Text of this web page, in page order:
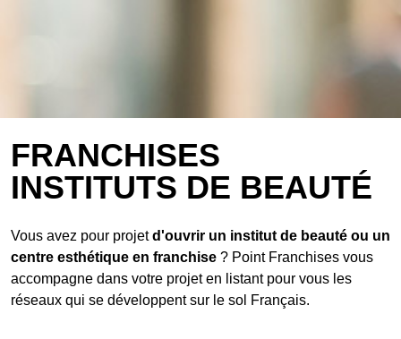
FRANCHISES
INSTITUTS DE BEAUTÉ
Vous avez pour projetd'ouvrir un institut de beauté ou un
centre esthétique en franchise ? Point Franchises vous
accompagne dans votre projet en listant pour vous les
réseaux qui se développent sur le sol Français.